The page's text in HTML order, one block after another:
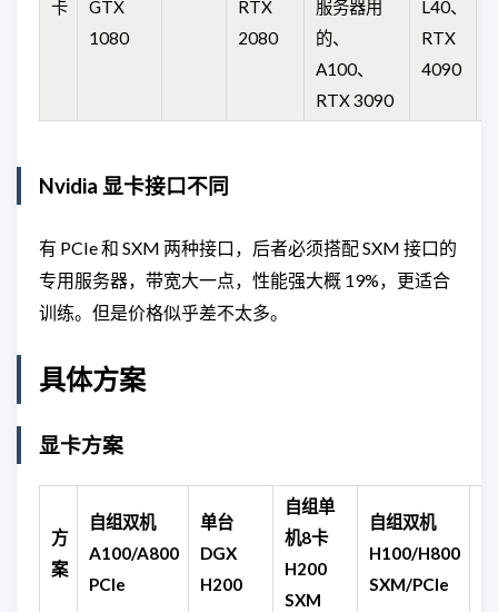
卡
GTX
1080
RTX
2080
服务器用
的、
A100、
RTX 3090
L40、
RTX
4090
Nvidia 显卡接口不同
有 PCIe 和 SXM 两种接口，后者必须搭配 SXM 接口的
专用服务器，带宽大一点，性能强大概 19%，更适合
训练。但是价格似乎差不太多。
具体方案
显卡方案
方
案
自组双机
A100/A800
PCIe
单台
DGX
H200
自组单
机8卡
H200
SXM
自组双机
H100/H800
SXM/PCIe